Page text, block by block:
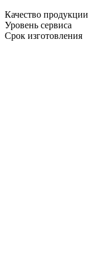
Качество продукции
Уровень сервиса
Срок изготовления